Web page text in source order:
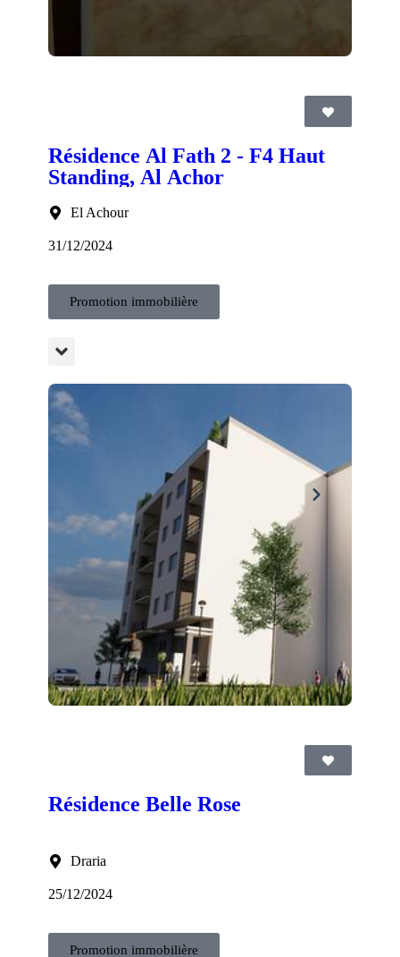
Résidence Al Fath 2 - F4 Haut
Standing, Al Achor
El Achour
31/12/2024
Promotion immobilière
Résidence Belle Rose
Draria
25/12/2024
Promotion immobilière